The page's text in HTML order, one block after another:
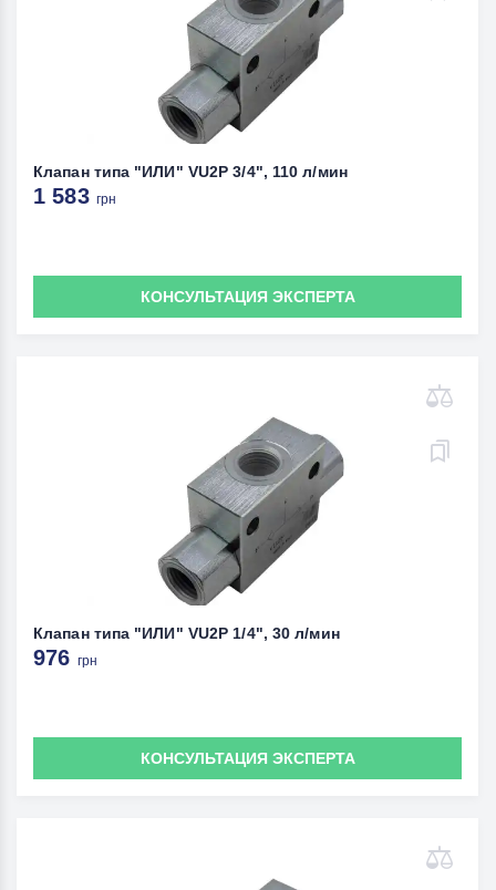
Клапан типа "ИЛИ" VU2P 3/4", 110 л/мин
1 583 грн
КОНСУЛЬТАЦИЯ ЭКСПЕРТА
Клапан типа "ИЛИ" VU2P 1/4", 30 л/мин
976 грн
КОНСУЛЬТАЦИЯ ЭКСПЕРТА